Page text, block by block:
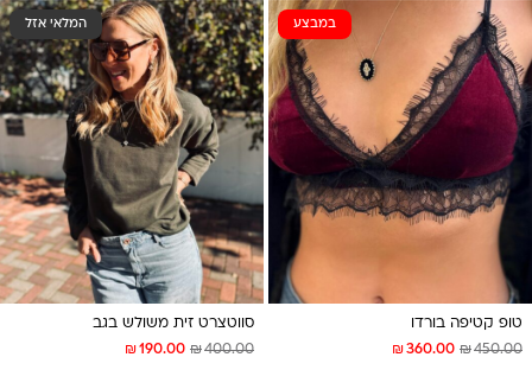
במבצע
טופ קטיפה בורדו
₪360.00 ₪450.00
המלאי אזל
סווטצרט זית משולש בגב
₪190.00 ₪400.00